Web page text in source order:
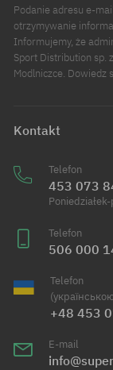
Podanie adresu e-
otrzymywanie
Informujemy, że
Sport Distribution sp.
Modlniczce. Dowiedz
Kontakt
Telefon
453 073
Telefon
506 000
Telefon
+48 453
E-mail